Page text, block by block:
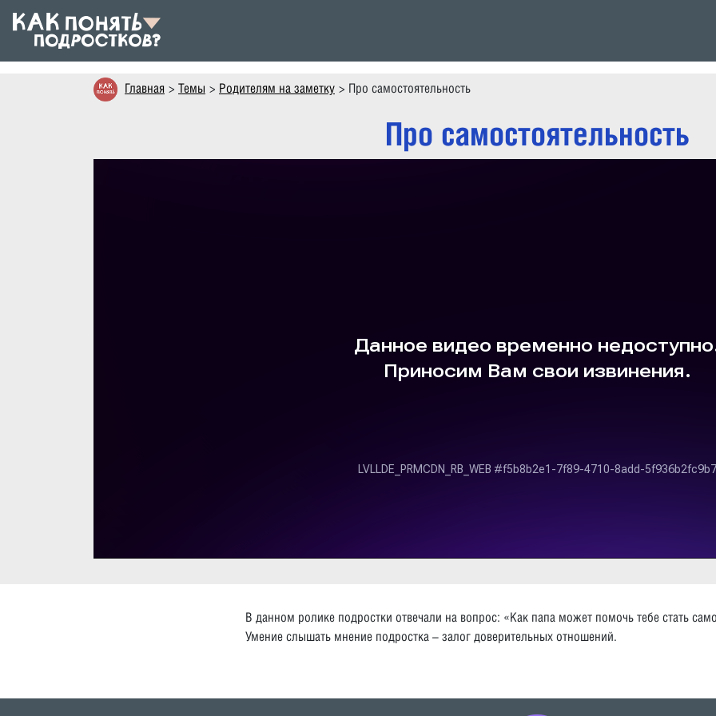
Главная Темы Родителям на заметку Про самостоятельность
Про самостоятельность
В данном ролике подростки отвечали на вопрос: «Как папа может помочь тебе стать
Умение слышать мнение подростка – залог доверительных отношений.